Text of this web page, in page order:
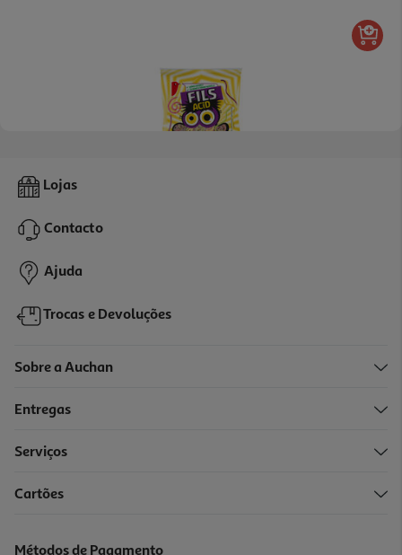
Gomas Auchan Fils Acidas 180g
1,69 €
Lojas
Contacto
Ajuda
Trocas e Devoluções
Sobre a Auchan
Entregas
Serviços
Cartões
Métodos de Pagamento